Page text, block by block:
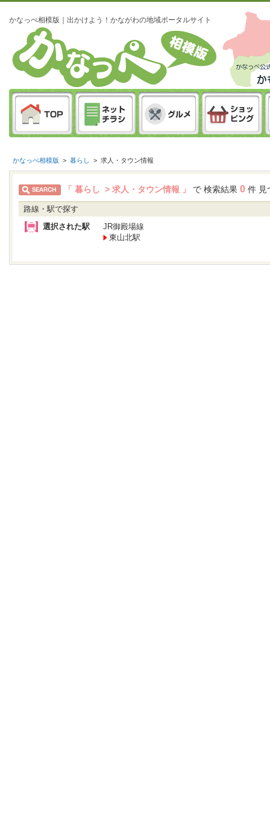
かなっぺ相模版｜出かけよう！かながわの地域ポータルサイト
かなっぺ相模版 > 暮らし > 求人・タウン情報
「 暮らし > 求人・タウン情報 」 で 検索結果 0 件 見
路線・駅で探す
選択された駅
JR御殿場線
東山北駅